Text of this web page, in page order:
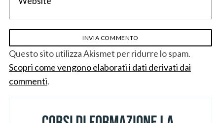
Questo sito utilizza Akismet per ridurre lo spam.
Scopri come vengono elaborati i dati derivati dai
commenti.